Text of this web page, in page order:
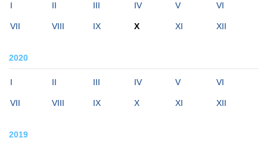
I II III IV V VI
VII VIII IX X XI XII
2020
I II III IV V VI
VII VIII IX X XI XII
2019